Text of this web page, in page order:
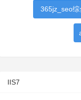
365jz_seo综
IIS7